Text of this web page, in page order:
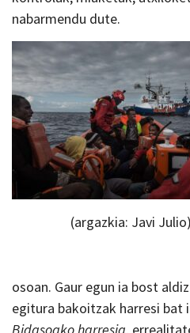
nabarmendu dute.
(argazkia: Javi Julio)
osoan. Gaur egun ia bost
egitura bakoitzak harresi bat